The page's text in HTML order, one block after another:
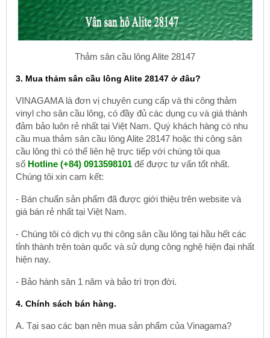
Thảm sân cầu lông Alite 28147
3. Mua thảm sân cầu lông Alite 28147 ở đâu?
VINAGAMA là đơn vị chuyên cung cấp và thi công thảm
vinyl cho sân cầu lông, có đầy đủ các dụng cụ và giá thành
đảm bảo luôn rẻ nhất tại Việt Nam. Quý khách hàng có nhu
cầu mua thảm sân cầu lông Alite 28147 hoặc thi công sân
cầu lông thì có thể liên hệ trực tiếp với chúng tôi qua
số Hotline (+84) 0913598101 để được tư vấn tốt nhất.
Chúng tôi xin cam kết:
- Bán chuẩn sản phẩm đã được giới thiệu trên website và
giá bán rẻ nhất tại Việt Nam.
- Chúng tôi có dịch vụ thi công sân cầu lông tại hầu hết các
tỉnh thành trên toàn quốc và sử dụng công nghệ hiện đại nhất
hiện nay.
- Bảo hành sân 1 năm và bảo trì trọn đời.
4. Chính sách bán hàng.
A. Tại sao các bạn nên mua sản phẩm của Vinagama?